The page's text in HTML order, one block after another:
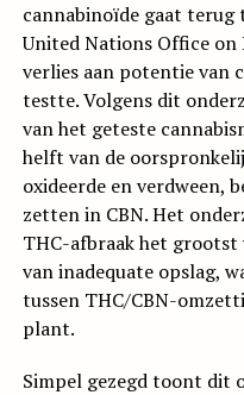
cannabinoïde gaat terug
United Nations Office on
verlies aan potentie van
testte. Volgens dit
van het geteste
helft van de
oxideerde en verdween,
zetten in CBN. Het
THC-afbraak het grootst
van inadequate opslag,
tussen THC/CBN-
plant.
Simpel gezegd toont dit